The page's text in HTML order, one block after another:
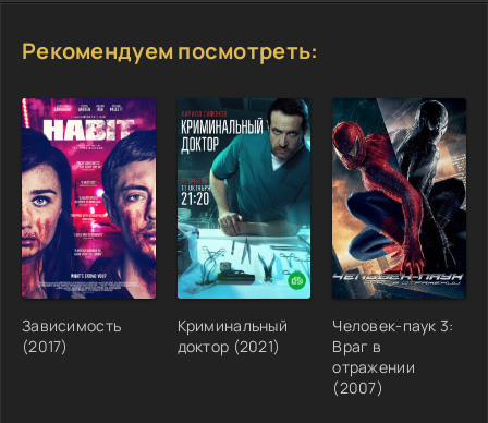
Рекомендуем посмотреть:
Зависимость
(2017)
Криминальный
доктор (2021)
Человек-паук 3:
Враг в
отражении
(2007)